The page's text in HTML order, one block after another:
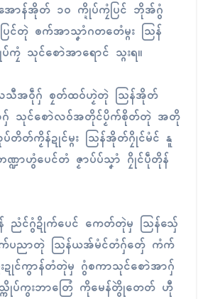
ောန်အိုတ် ၁၀ က္ဍိုပ်ကၠံပြၚ် ဘိုအ်ဂွံ
ၚ်တုဲ ၜက်အာသၞာံဂတတေံမ္ဂး သြန်
သုၚ်စောဲအာရောၚ် သ္ဂးရ။
လသီအဝဵုဂှ် စၠတ်ထဝ်ဟၟဲတုဲ သြန်အိုတ်
ဂှ် သုၚ်စောဲလဝ်အတိုၚ်ပၟိက်စိုတ်တုဲ အတို
ပ်တိတ်ကၟိန်ဍုၚ်မ္ဂး သြန်အိုတ်ဂၠိုၚ်မံၚ် နူ
ဍာဟွံပေၚ်တံ ဇၟာပ်ပ်သၞာံ ဂၠိုၚ်ပဵုတိုန်
န် ညံၚ်ဂွံဍိုက်ပေၚ် ကေတ်တုဲမှ သြန်သှ်ေ
ပညာတုဲ သြန်ယအ်မံၚ်တံဂှ်တှ်ေ ကံက်
ဍုၚ်ကွာန်တံတုဲမှ ဂွံစကာသုၚ်စောဲအာဂှ်
ကိုပ်ကွးဘာတြေံ ကိုမေန်တွိုဲတေတ် ဟီု